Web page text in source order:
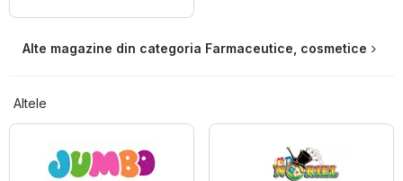
Alte magazine din categoria Farmaceutice, cosmetice
Altele